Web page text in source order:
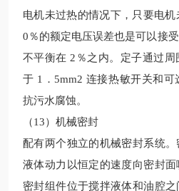
电机未过热的情况下，只要电
0％的额定电压误差也是可以接
不平衡在 2％之内。定子通过
于 1．5mm2 连接热敏开关和
抗污水腐蚀。
（13）机械密封
配有两个独立的机械密封系统
液体动力以恒定的速度向密封
密封组件位于搅拌液体和油腔